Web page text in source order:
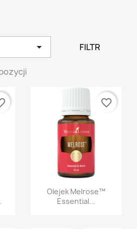
 FILTR
Szybki podgląd
Olejek Melrose™
Essential...
favorite_border